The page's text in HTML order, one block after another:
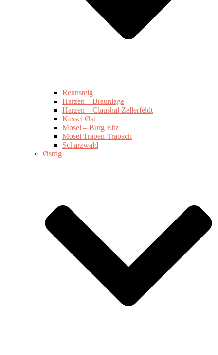
Rennsteig
Harzen – Braunlage
Harzen – Claushal Zellerfeldt
Kassel Øst
Mosel – Burg Eltz
Mosel Traben-Trabach
Scharzwald
Østrig